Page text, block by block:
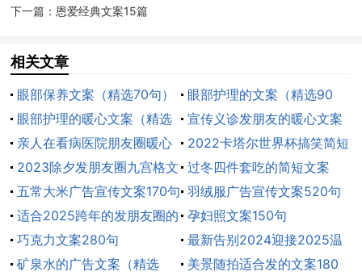
5、实施医院托管，提高医疗质量，争创三级医院，
服务人民健康。
6、医院托管强强联合，卫生发展再上台阶。
7、卫生计生为健康，民富国强建xx。
8、联合义诊在乡间，服务群众接地气。
9、首诊到社区，方便又省钱。
下一篇： 恩爱经典文案15篇
相关文章
眼部保养文案（精选70句）
眼部护理的文案（精选90
句）
眼部护理的暖心文案（精选
60句）
宣传义诊发朋友的暖心文案
（精选50句）
亲人在看病医院朋友圈暖心
文案（精选95句）
2022卡塔尔世界杯搞笑简短
文案
2023除夕发朋友圈九宫格文
案
过冬四件套吃的简短文案
190句
五常大米广告宣传文案170句 羽绒服广告宣传文案520句
适合2025跨年的发朋友圈的
暖心文案190句
孕妇照文案150句
巧克力文案280句
最新告别2024迎接2025温
馨文案160句
矿泉水的广告文案（精选
美景随拍适合发的文案180